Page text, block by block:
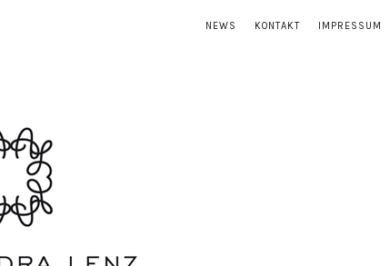
NEWS KONTAKT IMPRESSUM